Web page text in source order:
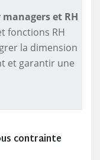
et RH
fonctions RH
la dimension
et garantir une
contrainte